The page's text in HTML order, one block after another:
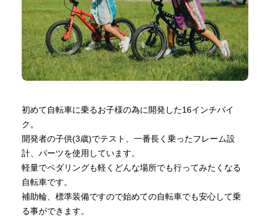
初めて自転車に乗るお子様の為に開発した16インチバイ
ク。
開発者の子供(3歳)でテスト、一番長く乗ったフレーム設
計、パーツを使用しています。
軽量でペダリングも軽くどんな場所でも行ってみたくなる
自転車です。
補助輪、標準装備ですので始めての自転車でも安心して乗
る事ができます。